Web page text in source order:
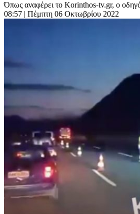
Όπως αναφέρει το Korinthos-tv.gr, ο
08:57 | Πέμπτη 06 Οκτωβρίου 2022